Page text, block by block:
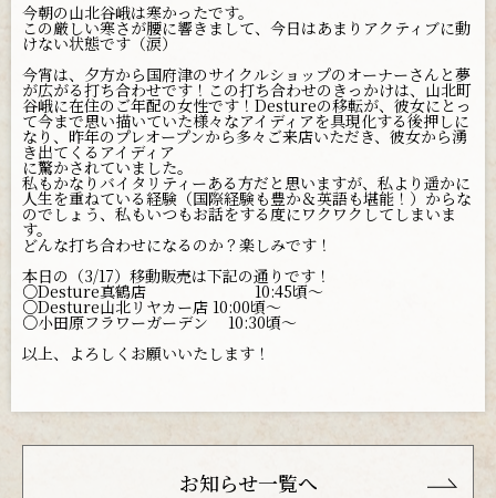
今朝の山北谷峨は寒かったです。
この厳しい寒さが腰に響きまして、今日はあまりアクティブに動
けない状態です（涙）
今宵は、夕方から国府津のサイクルショップのオーナーさんと夢
が広がる打ち合わせです！この打ち合わせのきっかけは、山北町
谷峨に在住のご年配の女性です！Destureの移転が、彼女にとっ
て今まで思い描いていた様々なアイディアを具現化する後押しに
なり、昨年のプレオープンから多々ご来店いただき、彼女から湧
き出てくるアイディア
に驚かされていました。
私もかなりバイタリティーある方だと思いますが、私より遥かに
人生を重ねている経験（国際経験も豊か＆英語も堪能！）からな
のでしょう、私もいつもお話をする度にワクワクしてしまいま
す。
どんな打ち合わせになるのか？楽しみです！
本日の（3/17）移動販売は下記の通りです！
○Desture真鶴店 10:45頃〜
○Desture山北リヤカー店 10:00頃〜
○小田原フラワーガーデン 10:30頃〜
以上、よろしくお願いいたします！
お知らせ一覧へ